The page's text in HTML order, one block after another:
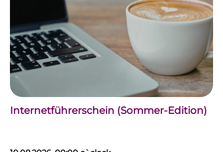
Internetführerschein (Sommer-Edition)